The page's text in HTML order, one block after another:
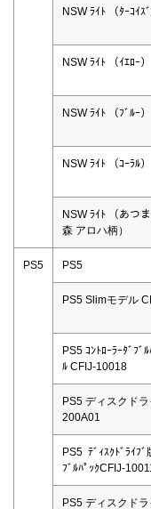
NSW ﾗｲﾄ （ﾀｰｺｲｽﾞ
NSW ﾗｲﾄ （ｲｴﾛｰ）
NSW ﾗｲﾄ （ﾌﾞﾙｰ）
NSW ﾗｲﾄ （ｺｰﾗﾙ）
NSW ﾗｲﾄ （あつ
森 アロハ柄）
PS5 PS5
PS5 Slimモデル
PS5 ｺﾝﾄﾛｰﾗｰﾀﾞﾌﾞ
ﾙ CFIJ-10018
PS5 ディスクド
200A01
PS5 ﾃﾞｨｽｸﾄﾞﾗｲﾌﾞ
ﾌﾞﾙﾊﾟｯｸCFIJ-
PS5 ディスクド